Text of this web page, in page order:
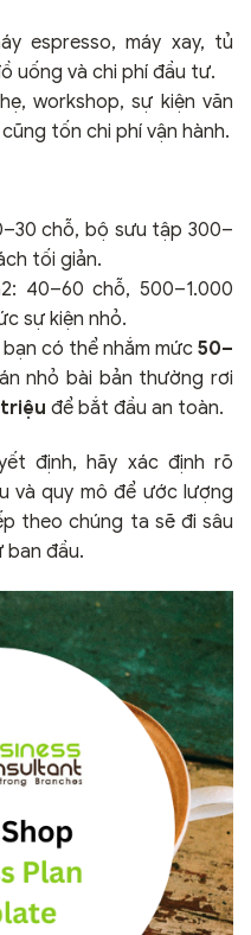
espresso, máy xay, tủ
uống và chi phí đầu tư.
workshop, sự kiện văn
tốn chi phí vận hành.
chỗ, bộ sưu tập 300–
tối giản.
40–60 chỗ, 500–1.000
sự kiện nhỏ.
có thể nhắm mức 50–
nhỏ bài bản thường rơi
triệu để bắt đầu an toàn.
định, hãy xác định rõ
và quy mô để ước lượng
theo chúng ta sẽ đi sâu
ban đầu.